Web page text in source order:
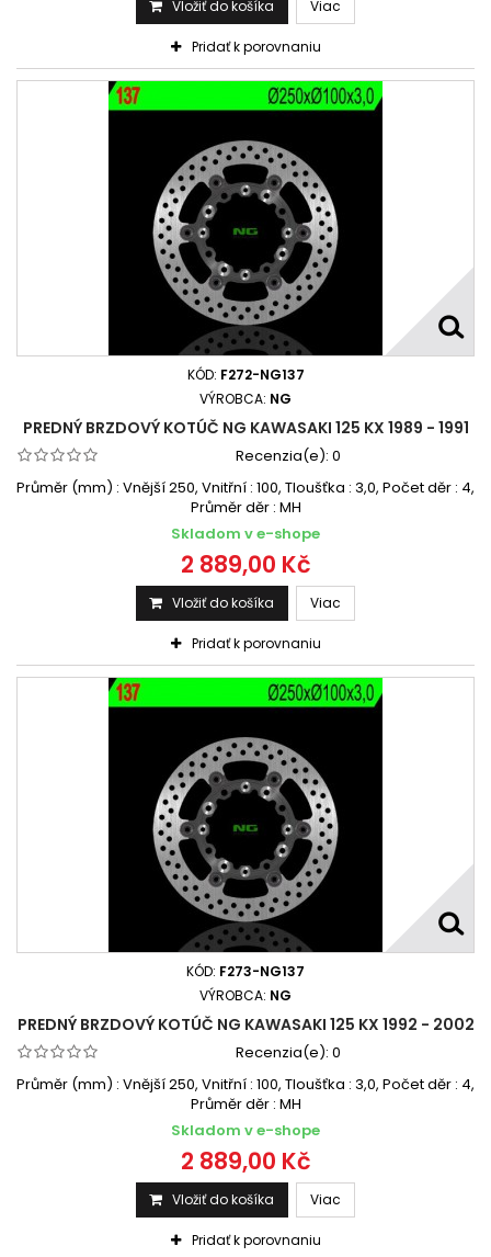
Vložiť do košíka Viac
Pridať k porovnaniu
KÓD: F272-NG137
VÝROBCA: NG
PREDNÝ BRZDOVÝ KOTÚČ NG KAWASAKI 125 KX 1989 - 1991
Recenzia(e): 0
Průměr (mm) : Vnější 250, Vnitřní : 100, Tloušťka : 3,0, Počet děr : 4,
Průměr děr : MH
Skladom v e-shope
2 889,00 Kč
Vložiť do košíka Viac
Pridať k porovnaniu
KÓD: F273-NG137
VÝROBCA: NG
PREDNÝ BRZDOVÝ KOTÚČ NG KAWASAKI 125 KX 1992 - 2002
Recenzia(e): 0
Průměr (mm) : Vnější 250, Vnitřní : 100, Tloušťka : 3,0, Počet děr : 4,
Průměr děr : MH
Skladom v e-shope
2 889,00 Kč
Vložiť do košíka Viac
Pridať k porovnaniu